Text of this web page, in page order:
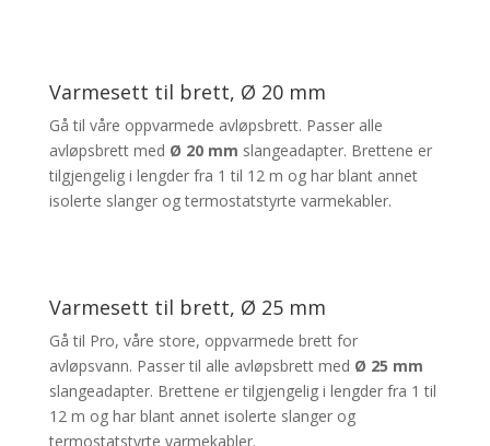
Varmesett til brett, Ø 20 mm
Gå til våre oppvarmede avløpsbrett. Passer alle
avløpsbrett med Ø 20 mm slangeadapter. Brettene er
tilgjengelig i lengder fra 1 til 12 m og har blant annet
isolerte slanger og termostatstyrte varmekabler.
Varmesett til brett, Ø 25 mm
Gå til Pro, våre store, oppvarmede brett for
avløpsvann. Passer til alle avløpsbrett med Ø 25 mm
slangeadapter. Brettene er tilgjengelig i lengder fra 1 til
12 m og har blant annet isolerte slanger og
termostatstyrte varmekabler.